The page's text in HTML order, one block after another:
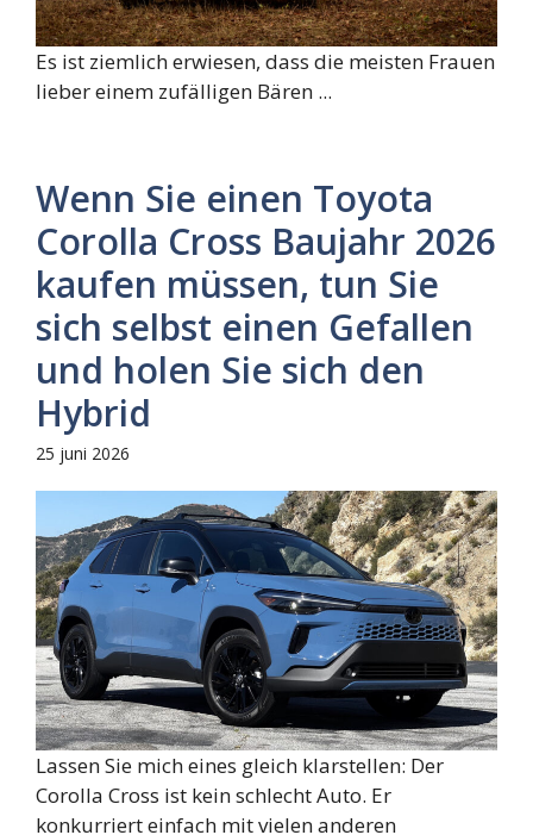
Es ist ziemlich erwiesen, dass die meisten Frauen
lieber einem zufälligen Bären ...
Wenn Sie einen Toyota
Corolla Cross Baujahr 2026
kaufen müssen, tun Sie
sich selbst einen Gefallen
und holen Sie sich den
Hybrid
25 juni 2026
Lassen Sie mich eines gleich klarstellen: Der
Corolla Cross ist kein schlecht Auto. Er
konkurriert einfach mit vielen anderen